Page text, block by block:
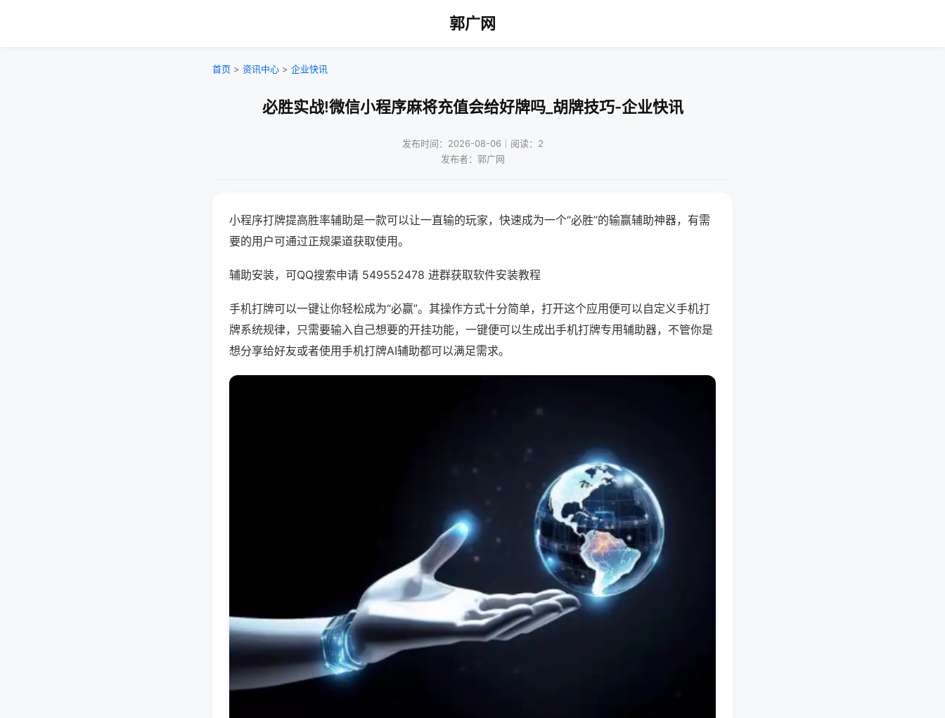
郭广网
首页 > 资讯中心 > 企业快讯
必胜实战!微信小程序麻将充值会给好牌吗_胡牌技巧-企业快讯
发布时间：2026-08-06｜阅读：2
发布者：郭广网
小程序打牌提高胜率辅助是一款可以让一直输的玩家，快速成为一个“必胜”的输赢辅助神器，有需
要的用户可通过正规渠道获取使用。
辅助安装，可QQ搜索申请 549552478 进群获取软件安装教程
手机打牌可以一键让你轻松成为“必赢”。其操作方式十分简单，打开这个应用便可以自定义手机打
牌系统规律，只需要输入自己想要的开挂功能，一键便可以生成出手机打牌专用辅助器，不管你是
想分享给好友或者使用手机打牌AI辅助都可以满足需求。